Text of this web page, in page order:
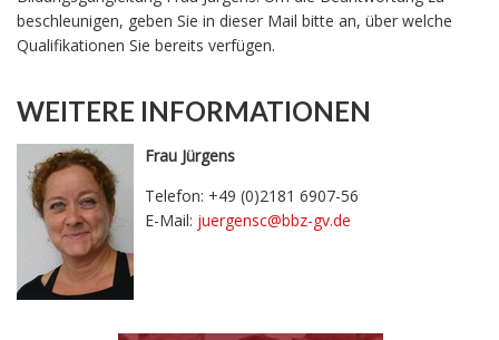
beschleunigen, geben Sie in dieser Mail bitte an, über welche
Qualifikationen Sie bereits verfügen.
WEITERE INFORMATIONEN
Frau Jürgens
Telefon: +49 (0)2181 6907-56
E-Mail: juergensc@bbz-gv.de